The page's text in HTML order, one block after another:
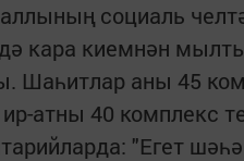
социаль
кара киемнән
Шаһитлар аны 45
атны 40 комплекс
"Егет